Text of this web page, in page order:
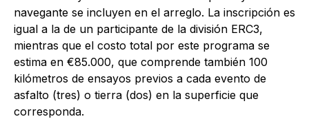
navegante se incluyen en el arreglo. La inscripción es
igual a la de un participante de la división ERC3,
mientras que el costo total por este programa se
estima en €85.000, que comprende también 100
kilómetros de ensayos previos a cada evento de
asfalto (tres) o tierra (dos) en la superficie que
corresponda.